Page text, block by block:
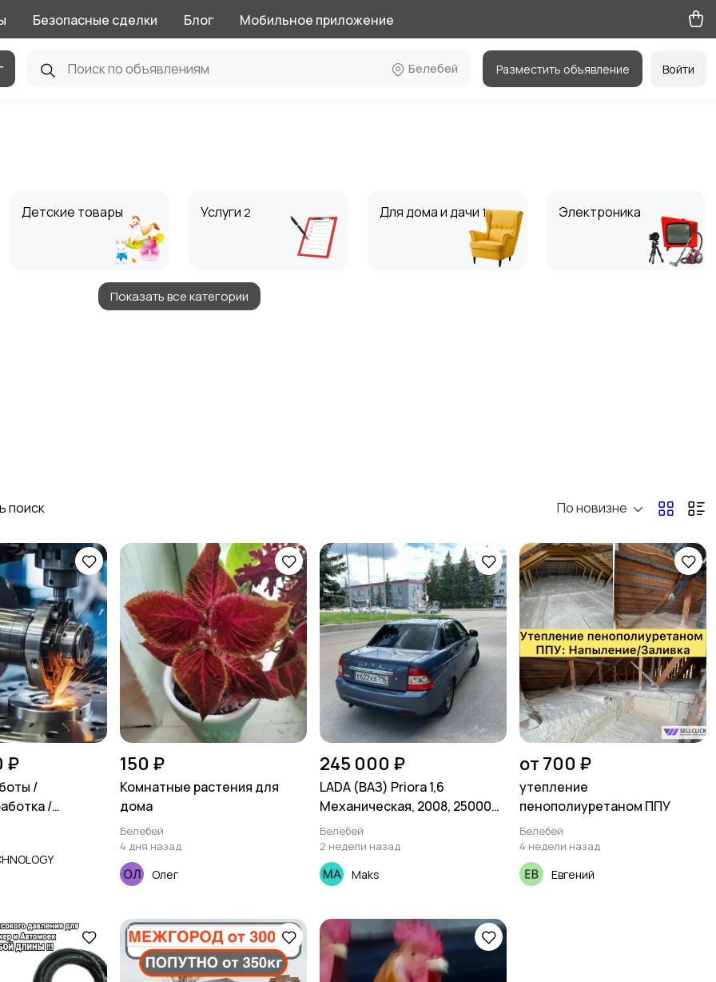
Безопасные сделки Блог Мобильное приложение
Белебей Разместить объявление Войти
Детские товары Услуги 2 Для дома и дачи 1 Электроника
Для Бизнеса
Показать все категории
поиск По новизне
₽
/
/
150 ₽
Комнатные растения для
дома
Белебей
4 дня назад
Олег
245 000 ₽
LADA (ВАЗ) Priora 1,6
Механическая, 2008, 250000
км
Белебей
2 недели назад
Maks
от 700 ₽
утепление
пенополиуретаном ППУ
Белебей
4 недели назад
Евгений